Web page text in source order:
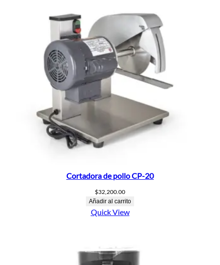
Cortadora de pollo CP-20
$32,200.00
Añadir al carrito
Quick View